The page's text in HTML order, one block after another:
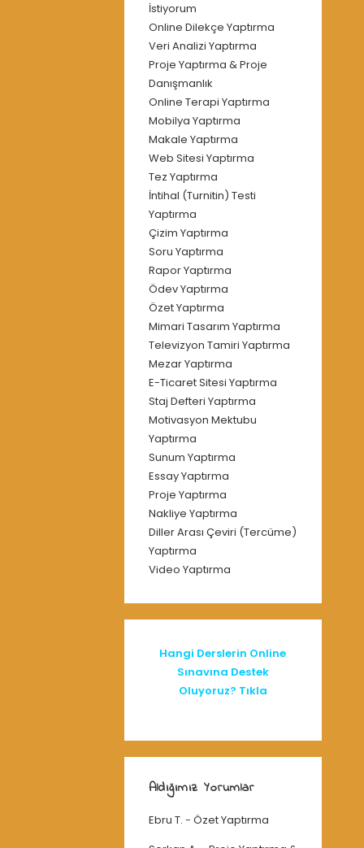
İstiyorum
Online Dilekçe Yaptırma
Veri Analizi Yaptırma
Proje Yaptırma & Proje
Danışmanlık
Online Terapi Yaptırma
Mobilya Yaptırma
Makale Yaptırma
Web Sitesi Yaptırma
Tez Yaptırma
İntihal (Turnitin) Testi
Yaptırma
Çizim Yaptırma
Soru Yaptırma
Rapor Yaptırma
Ödev Yaptırma
Özet Yaptırma
Mimari Tasarım Yaptırma
Televizyon Tamiri Yaptırma
Mezar Yaptırma
E-Ticaret Sitesi Yaptırma
Staj Defteri Yaptırma
Motivasyon Mektubu
Yaptırma
Sunum Yaptırma
Essay Yaptırma
Proje Yaptırma
Nakliye Yaptırma
Diller Arası Çeviri (Tercüme)
Yaptırma
Video Yaptırma
Hangi Derslerin Online
Sınavına Destek
Oluyoruz? Tıkla
Aldığımız Yorumlar
Ebru T. - Özet Yaptırma